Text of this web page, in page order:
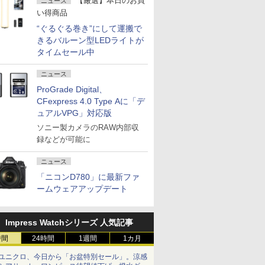
い得商品
“ぐるぐる巻き”にして運搬で
きるバルーン型LEDライトが
タイムセール中
ニュース
ProGrade Digital、
CFexpress 4.0 Type Aに「デ
ュアルVPG」対応版
ソニー製カメラのRAW内部収
録などが可能に
ニュース
「ニコンD780」に最新ファ
ームウェアアップデート
Impress Watchシリーズ 人気記事
24時間 1週間 1カ月
ニクロ、今日から「お盆特別セール」。涼感